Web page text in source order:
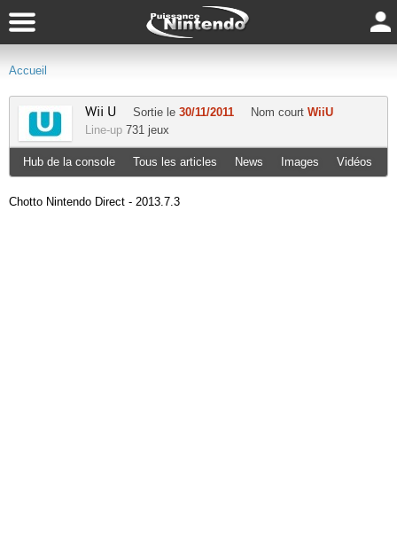
Accueil
Wii U Sortie le 30/11/2011 Nom court WiiU
Line-up 731 jeux
Hub de la console Tous les articles News Images Vidéos
Chotto Nintendo Direct - 2013.7.3